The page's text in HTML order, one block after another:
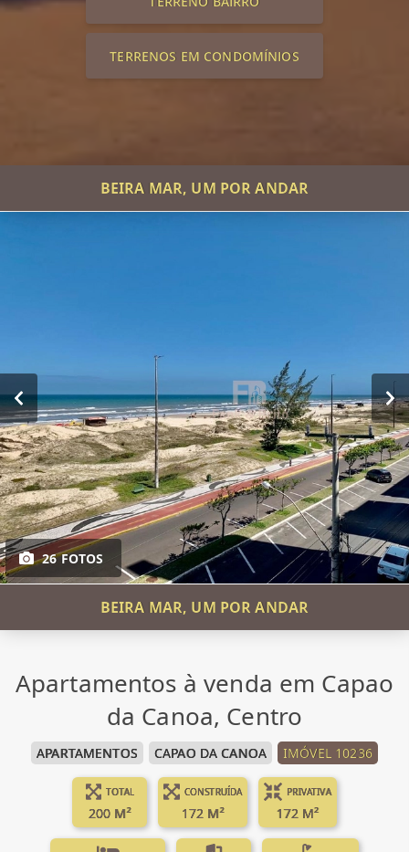
TERRENOS EM CONDOMÍNIOS
BEIRA MAR, UM POR ANDAR
26 FOTOS
BEIRA MAR, UM POR ANDAR
Apartamentos à venda em Capao
da Canoa, Centro
APARTAMENTOS CAPAO DA CANOA IMÓVEL 10236
TOTAL
200 M²
CONSTRUÍDA
172 M²
PRIVATIVA
172 M²